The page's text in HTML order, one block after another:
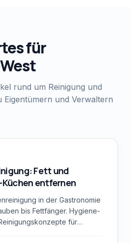
für
rund um Reinigung und
Eigentümern und Verwaltern
Fett und
entfernen
in der Gastronomie
bis Fettfänger. Hygiene-
für